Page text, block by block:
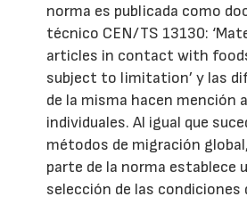
norma es publicada como
técnico CEN/TS 13130:
articles in contact with
subject to limitation’ y las
de la misma hacen mención
individuales. Al igual que
métodos de migración
parte de la norma establece
selección de las condiciones